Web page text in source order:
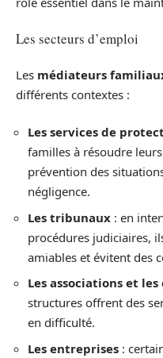
Les secteurs d’emploi
Les médiateurs
différents contextes :
Les services de
familles à résoudre
prévention des
négligence.
Les tribunaux : en
procédures judiciaires,
amiables et évitent des
Les associations et
structures offrent des
en difficulté.
Les entreprises :